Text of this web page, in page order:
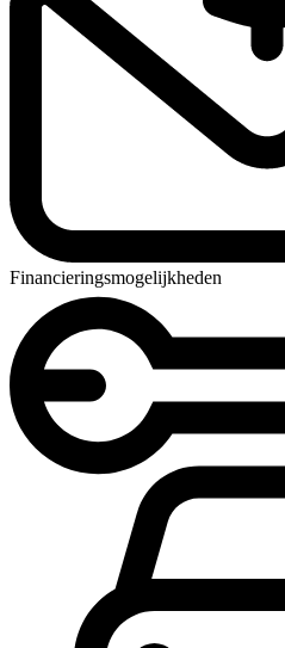
Financieringsmogelijkheden